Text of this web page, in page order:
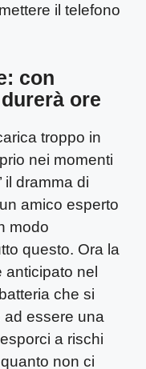
il telefono
con
ore
troppo in
nei momenti
il dramma di
amico esperto
modo
questo. Ora la
anticipato nel
che si
ad essere una
a rischi
non ci